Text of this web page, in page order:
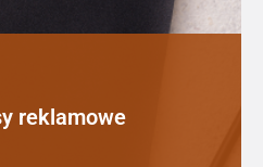
reklamowe